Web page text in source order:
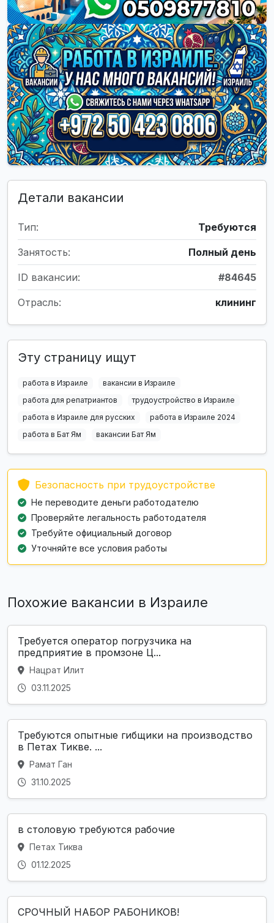
Детали вакансии
Тип: Требуются
Занятость: Полный день
ID вакансии: #84645
Отрасль: клининг
Эту страницу ищут
работа в Израиле
вакансии в Израиле
работа для репатриантов
трудоустройство в Израиле
работа в Израиле для русских
работа в Израиле 2024
работа в Бат Ям
вакансии Бат Ям
Безопасность при трудоустройстве
Не переводите деньги работодателю
Проверяйте легальность работодателя
Требуйте официальный договор
Уточняйте все условия работы
Похожие вакансии в Израиле
Требуется оператор погрузчика на
предприятие в промзоне Ц...
Нацрат Илит
03.11.2025
Требуются опытные гибщики на производство
в Петах Тикве. ...
Рамат Ган
31.10.2025
в столовую требуются рабочие
Петах Тиква
01.12.2025
СРОЧНЫЙ НАБОР РАБОНИКОВ!